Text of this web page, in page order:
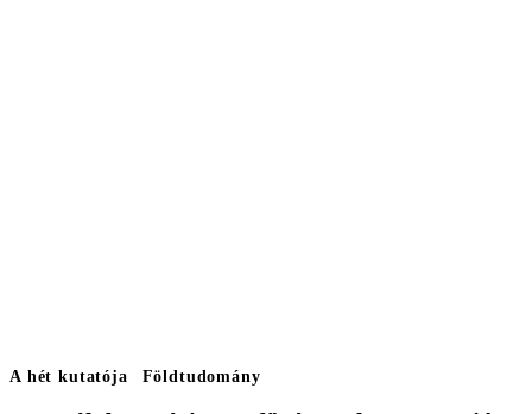
A hét kutatója Földtudomány